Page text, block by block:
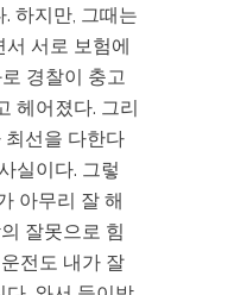
하지만, 그때는
서로 보험에
경찰이 충고
헤어졌다. 그리
최선을 다한다
실이다. 그렇
아무리 잘 해
잘못으로 힘
전도 내가 잘